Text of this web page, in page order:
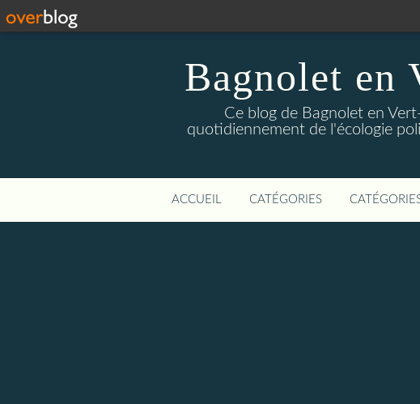
Bagnolet en
Ce blog de Bagnolet en
quotidiennement de l'écologie
ACCUEIL CATÉGORIES